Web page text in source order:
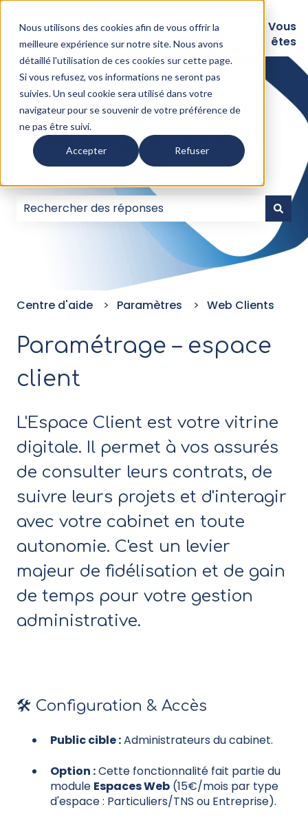
Nous utilisons des cookies afin de vous offrir la
meilleure expérience sur notre site. Nous avons
détaillé l'utilisation de ces cookies sur cette page.
Si vous refusez, vos informations ne seront pas
suivies. Un seul cookie sera utilisé dans votre
navigateur pour se souvenir de votre préférence de
ne pas être suivi.
Accepter Refuser
Logiciels
Nos
intégrations
Expertise
Assurances
Vous
êtes
Comment pouvons-
nous vous aider ?
Il n'y a aucune suggestion car le champ de
Centre d'aide Paramètres Web Clients
Paramétrage – espace
client
L'Espace Client est votre vitrine
digitale. Il permet à vos assurés
de consulter leurs contrats, de
suivre leurs projets et d'interagir
avec votre cabinet en toute
autonomie. C'est un levier
majeur de fidélisation et de gain
de temps pour votre gestion
administrative.
🛠️ Configuration & Accès
Public cible :Administrateurs du cabinet.
Option :Cette fonctionnalité fait partie du
module Espaces Web (15€/mois par type
d'espace : Particuliers/TNS ou Entreprise).